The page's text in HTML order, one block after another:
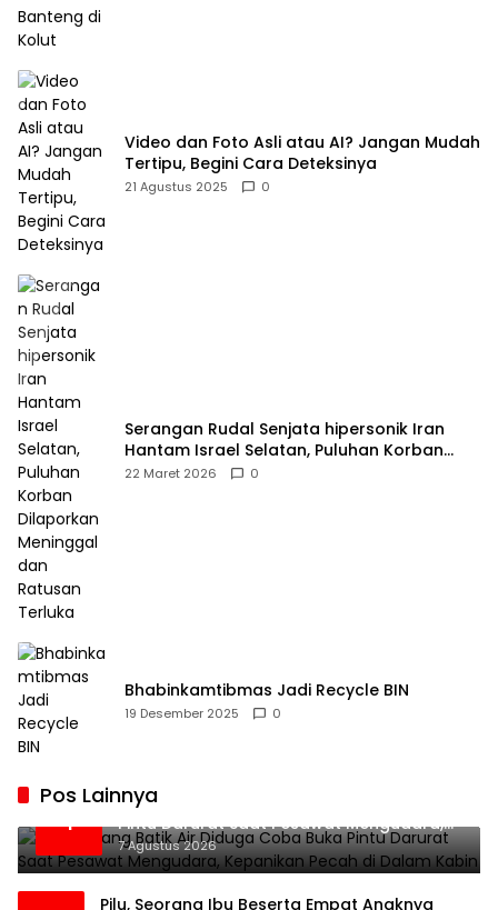
Video dan Foto Asli atau AI? Jangan Mudah
Tertipu, Begini Cara Deteksinya
21 Agustus 2025 0
Serangan Rudal Senjata hipersonik Iran
Hantam Israel Selatan, Puluhan Korban
Dilaporkan Meninggal dan Ratusan Terluka
22 Maret 2026 0
Bhabinkamtibmas Jadi Recycle BIN
19 Desember 2025 0
Pos Lainnya
1
Penumpang Batik Air Diduga Coba Buka
Pintu Darurat Saat Pesawat Mengudara,
Kepanikan Pecah di Dalam Kabin
7 Agustus 2026
Pilu, Seorang Ibu Beserta Empat Anaknya